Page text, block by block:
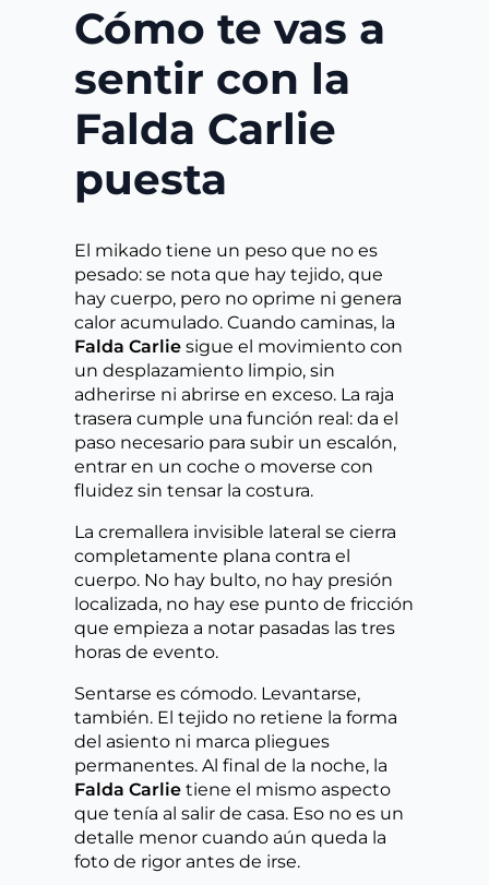
Cómo te vas a
sentir con la
Falda Carlie
puesta
El mikado tiene un peso que no es
pesado: se nota que hay tejido, que
hay cuerpo, pero no oprime ni genera
calor acumulado. Cuando caminas, la
Falda Carlie sigue el movimiento con
un desplazamiento limpio, sin
adherirse ni abrirse en exceso. La raja
trasera cumple una función real: da el
paso necesario para subir un escalón,
entrar en un coche o moverse con
fluidez sin tensar la costura.
La cremallera invisible lateral se cierra
completamente plana contra el
cuerpo. No hay bulto, no hay presión
localizada, no hay ese punto de fricción
que empieza a notar pasadas las tres
horas de evento.
Sentarse es cómodo. Levantarse,
también. El tejido no retiene la forma
del asiento ni marca pliegues
permanentes. Al final de la noche, la
Falda Carlie tiene el mismo aspecto
que tenía al salir de casa. Eso no es un
detalle menor cuando aún queda la
foto de rigor antes de irse.